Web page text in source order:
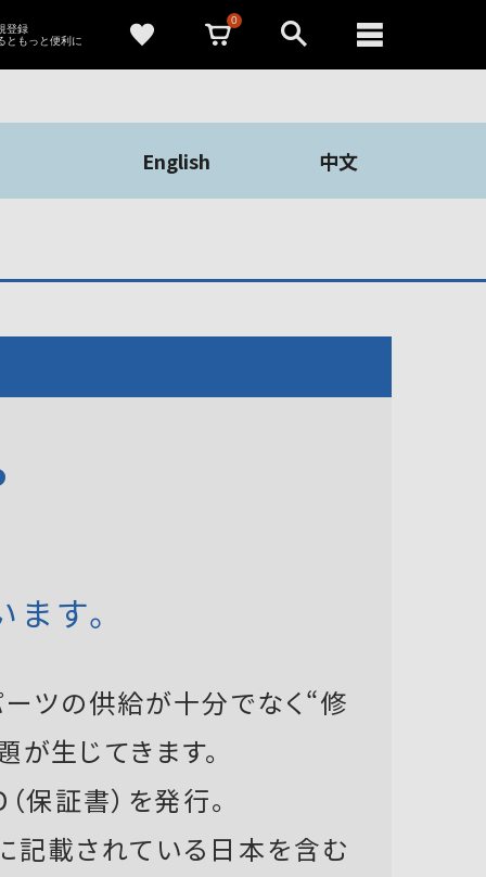
登録
ともっと便利に
0
English 中文
す。
ツの供給が十分でなく“修
生じてきます。
保証書）を発行。
記載されている日本を含む